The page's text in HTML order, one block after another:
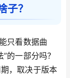
子？
只看数据曲
的一部分吗？
，取决于版本